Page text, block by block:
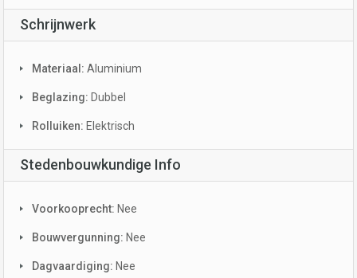
Schrijnwerk
Materiaal: Aluminium
Beglazing: Dubbel
Rolluiken: Elektrisch
Stedenbouwkundige Info
Voorkooprecht: Nee
Bouwvergunning: Nee
Dagvaardiging: Nee